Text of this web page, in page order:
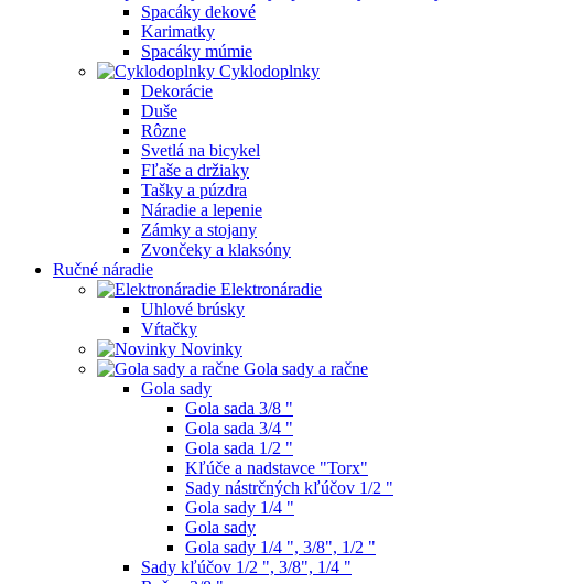
Spacáky dekové
Karimatky
Spacáky múmie
Cyklodoplnky
Dekorácie
Duše
Rôzne
Svetlá na bicykel
Fľaše a držiaky
Tašky a púzdra
Náradie a lepenie
Zámky a stojany
Zvončeky a klaksóny
Ručné náradie
Elektronáradie
Uhlové brúsky
Vŕtačky
Novinky
Gola sady a račne
Gola sady
Gola sada 3/8 "
Gola sada 3/4 "
Gola sada 1/2 "
Kľúče a nadstavce "Torx"
Sady nástrčných kľúčov 1/2 "
Gola sady 1/4 "
Gola sady
Gola sady 1/4 ", 3/8", 1/2 "
Sady kľúčov 1/2 ", 3/8", 1/4 "